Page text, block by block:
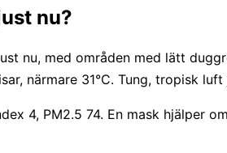
nu?
nu, med områden med lätt
närmare 31°C. Tung, tropisk
4, PM2.5 74. En mask hjälper